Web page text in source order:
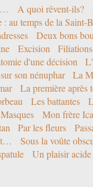
A quoi rêvent-ils?
au temps de la Saint-
Deux bons
Excision Filiations
d'une décision
son nénuphar La
La première après
Les battantes
Masques Mon frère
Par les fleurs
Sous la voûte
Un plaisir acide